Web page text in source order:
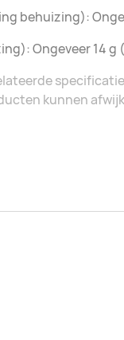
behuizing):
Ongeveer 14
kunnen